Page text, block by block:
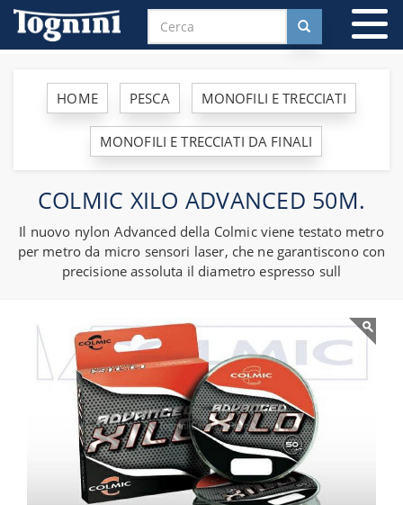
HOME PESCA MONOFILI E TRECCIATI
MONOFILI E TRECCIATI DA FINALI
COLMIC XILO ADVANCED 50M.
Il nuovo nylon Advanced della Colmic viene testato metro
per metro da micro sensori laser, che ne garantiscono con
precisione assoluta il diametro espresso sull